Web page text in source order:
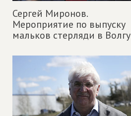
Сергей Миронов.
Мероприятие по выпуску
мальков стерляди в Волгу